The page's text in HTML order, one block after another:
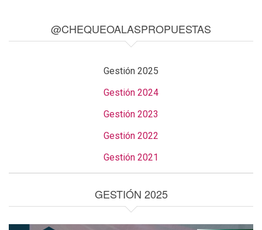
@CHEQUEOALASPROPUESTAS
Gestión 2025
Gestión 2024
Gestión 2023
Gestión 2022
Gestión 2021
GESTIÓN 2025